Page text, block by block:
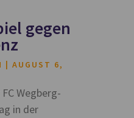
gegen
AUGUST 6,
Wegberg-
in der